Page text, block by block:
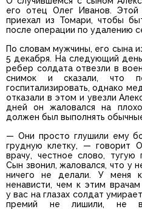
его отец Олег Иванов.
приехал из Томари, чтобы
после операции по удалению
По словам мужчины, его сына
5 декабря. На следующий
ребер солдата отвезли в
снимок и сказали, что
госпитализировать, однако
отказали в этом и увезли
дней он жаловался на
должен был выполнять
— Они просто глушили ему
грудную клетку, — говорит
врачу, честное слово, тугую
Сын звонил, жаловался, что у
ничего не делали. У меня
ненависти, чем к этим
у вас на глазах солдат
премий не лишили, не